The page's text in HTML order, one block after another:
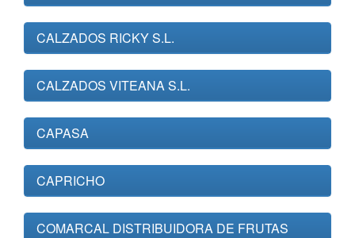
CALZADOS RICKY S.L.
CALZADOS VITEANA S.L.
CAPASA
CAPRICHO
COMARCAL DISTRIBUIDORA DE FRUTAS